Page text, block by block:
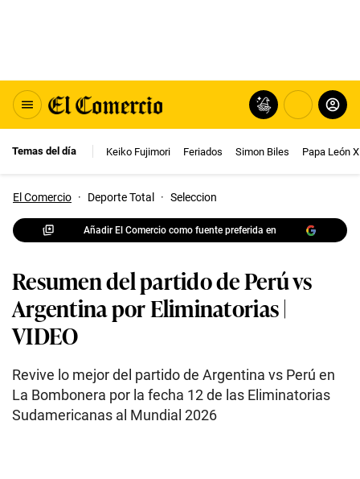
Temas del día Keiko Fujimori Feriados Simon Biles Papa León
El Comercio · Deporte Total · Seleccion
Añadir El Comercio como fuente preferida en
Resumen del partido de Perú vs
Argentina por Eliminatorias |
VIDEO
Revive lo mejor del partido de Argentina vs Perú en
La Bombonera por la fecha 12 de las Eliminatorias
Sudamericanas al Mundial 2026